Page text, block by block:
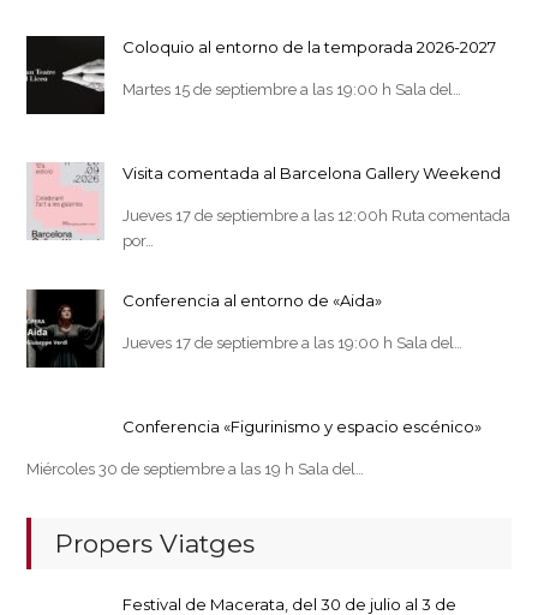
Coloquio al entorno de la temporada 2026-2027
Martes 15 de septiembre a las 19:00 h Sala del…
Visita comentada al Barcelona Gallery Weekend
Jueves 17 de septiembre a las 12:00h Ruta comentada
por…
Conferencia al entorno de «Aida»
Jueves 17 de septiembre a las 19:00 h Sala del…
Conferencia «Figurinismo y espacio escénico»
Miércoles 30 de septiembre a las 19 h Sala del…
Propers Viatges
Festival de Macerata, del 30 de julio al 3 de